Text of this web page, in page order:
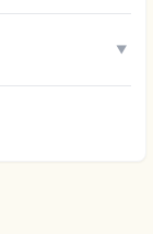
▼